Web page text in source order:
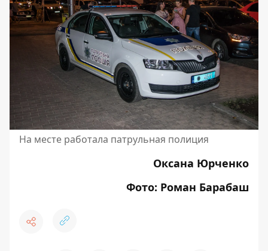
На месте работала патрульная полиция
Оксана Юрченко
Фото: Роман Барабаш